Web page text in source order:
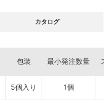
カタログ
包装 最小発注数量
5個入り 1個